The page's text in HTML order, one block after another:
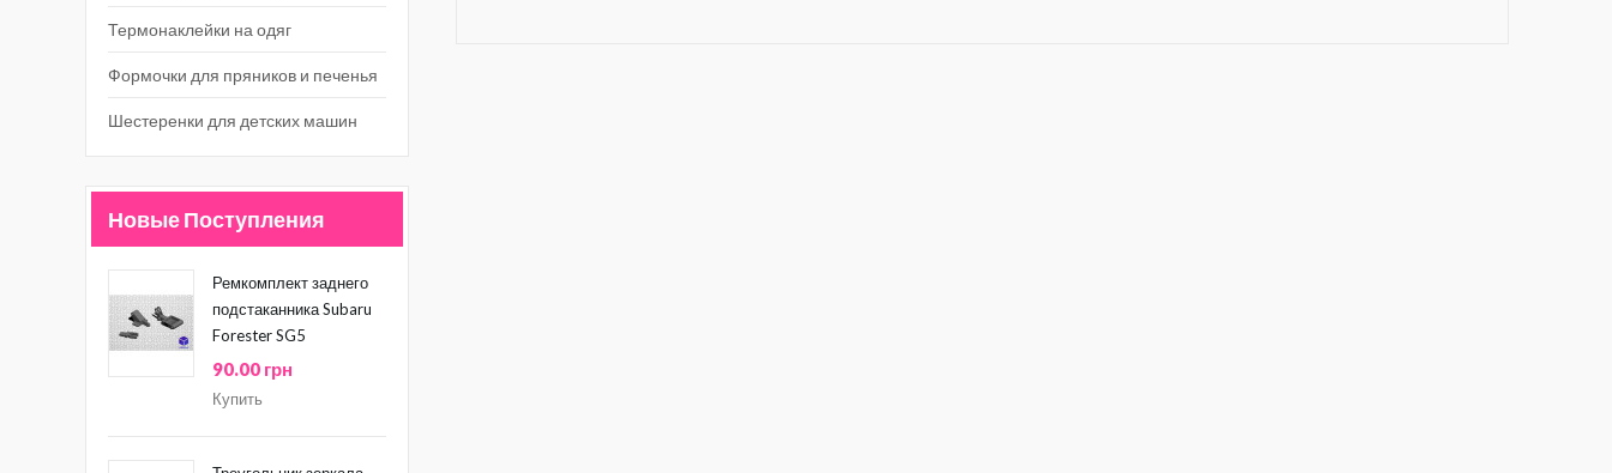
Термонаклейки на одяг
Формочки для пряников и печенья
Шестеренки для детских машин
Новые Поступления
Ремкомплект заднего
подстаканника Subaru
Forester SG5
90.00 грн
Купить